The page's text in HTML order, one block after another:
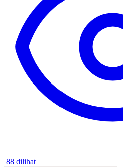
88 dilihat